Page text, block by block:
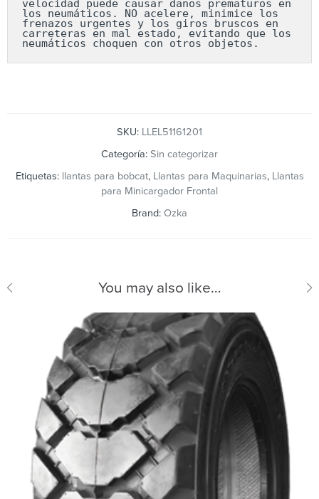
velocidad puede causar daños prematuros en
los neumáticos. NO acelere, minimice los
frenazos urgentes y los giros bruscos en
carreteras en mal estado, evitando que los
neumáticos choquen con otros objetos.
SKU: LLEL51161201
Categoría: Sin categorizar
Etiquetas: llantas para bobcat, Llantas para Maquinarias, Llantas
para Minicargador Frontal
Brand: Ozka
You may also like…